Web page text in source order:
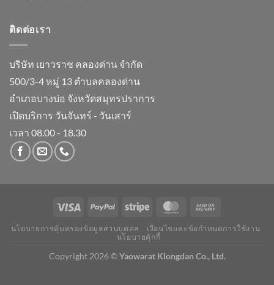
ติดต่อเรา
บริษัท เยาวราช คลองด่าน จำกัด
500/3-4 หมู่ 13 ตำบลคลองด่าน
อำเภอบางบ่อ จังหวัดสมุทรปราการ
เปิดบริการ วันจันทร์ - วันเสาร์
เวลา 08.00 - 18.30
นโยบายการคุ้มครองข้อมูลส่วนบุคคล
เงื่อนไขและข้อกำหนดการใช้งาน
นโยบายคุ้กกี้
Copyright 2026 ©Yaowarat Klongdan Co., Ltd.